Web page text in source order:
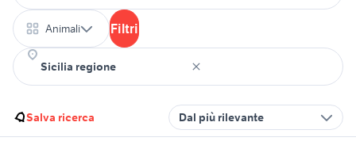
Animali Filtri
Salva ricerca Dal più rilevante